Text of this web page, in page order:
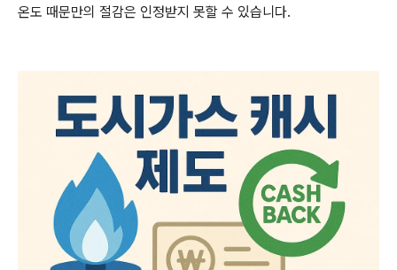
온도 때문만의 절감은 인정받지 못할 수 있습니다.